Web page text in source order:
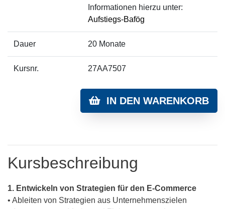
Informationen hierzu unter:
Aufstiegs-Bafög
Dauer 20 Monate
Kursnr. 27AA7507
IN DEN WARENKORB
Kursbeschreibung
1. Entwickeln von Strategien für den E-Commerce
• Ableiten von Strategien aus Unternehmenszielen